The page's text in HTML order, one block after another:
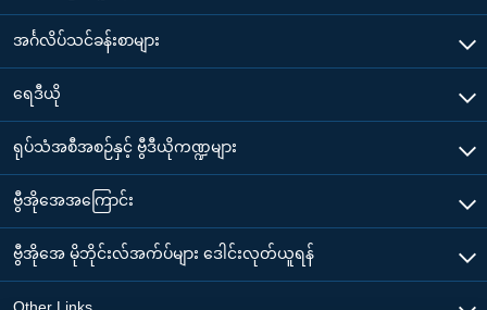
အင်္ဂလိပ်သင်ခန်းစာများ
ရေဒီယို
ရုပ်သံအစီအစဉ်နှင့် ဗွီဒီယိုကဏ္ဍများ
ဗွီအိုအေအကြောင်း
ဗွီအိုအေ မိုဘိုင်းလ်အက်ပ်များ ဒေါင်းလုတ်ယူရန်